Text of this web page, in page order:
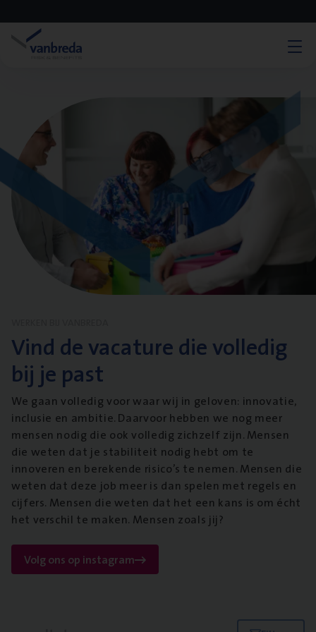
Vind de vacature die volledig
bij je past
We gaan volledig voor waar wij in geloven: innovatie,
inclusie en ambitie. Daarvoor hebben we nog meer
mensen nodig die ook volledig zichzelf zijn. Mensen
die weten dat je stabiliteit nodig hebt om te
innoveren en berekende risico’s te nemen. Mensen die
weten dat deze job meer is dan spelen met regels en
cijfers. Mensen die weten dat het een kans is om écht
het verschil te maken. Mensen zoals jij?
Volg ons op instagram